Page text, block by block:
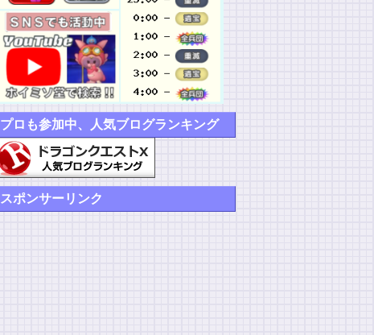
プロも参加中、人気ブログランキング
スポンサーリンク